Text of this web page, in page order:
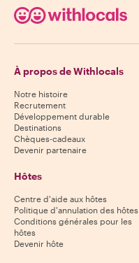
À propos de Withlocals
Notre histoire
Recrutement
Développement durable
Destinations
Chèques-cadeaux
Devenir partenaire
Hôtes
Centre d'aide aux hôtes
Politique d'annulation des hôtes
Conditions générales pour les
hôtes
Devenir hôte